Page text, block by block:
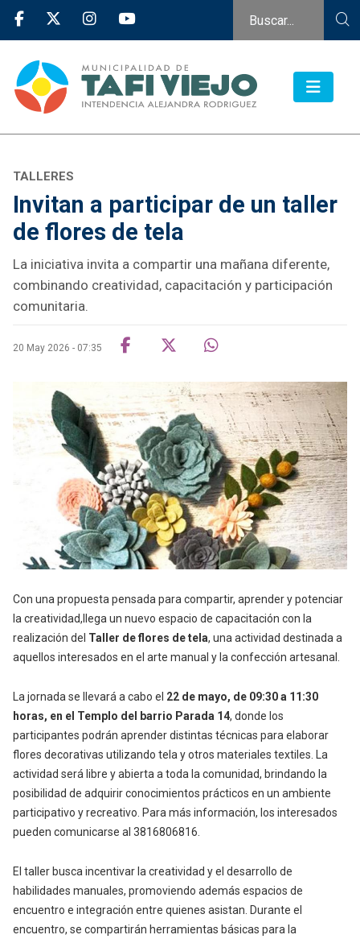
TALLERES
Invitan a participar de un taller
de flores de tela
La iniciativa invita a compartir una mañana diferente,
combinando creatividad, capacitación y participación
comunitaria.
20 May 2026 - 07:35
Con una propuesta pensada para compartir, aprender y potenciar
la creatividad,llega un nuevo espacio de capacitación con la
realización del Taller de flores de tela, una actividad destinada a
aquellos interesados en el arte manual y la confección artesanal.
La jornada se llevará a cabo el 22 de mayo, de 09:30 a 11:30
horas, en el Templo del barrio Parada 14, donde los
participantes podrán aprender distintas técnicas para elaborar
flores decorativas utilizando tela y otros materiales textiles. La
actividad será libre y abierta a toda la comunidad, brindando la
posibilidad de adquirir conocimientos prácticos en un ambiente
participativo y recreativo. Para más información, los interesados
pueden comunicarse al 3816806816.
El taller busca incentivar la creatividad y el desarrollo de
habilidades manuales, promoviendo además espacios de
encuentro e integración entre quienes asistan. Durante el
encuentro, se compartirán herramientas básicas para la